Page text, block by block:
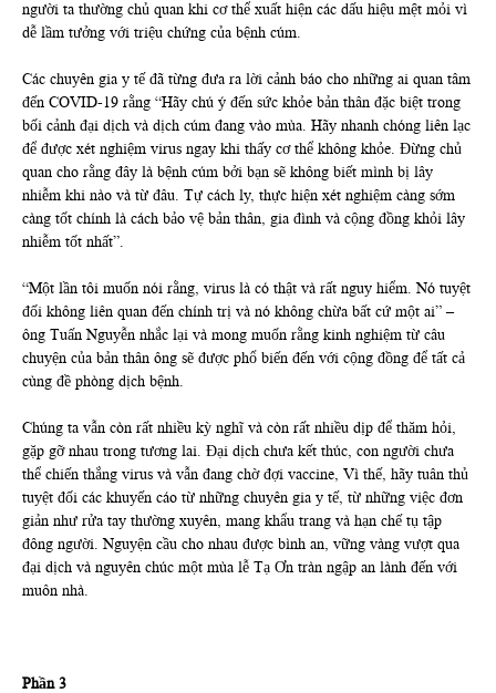
người ta thường chủ quan khi cơ thể xuất hiện các dấu hiệu mệt mỏi vì
dễ lầm tưởng với triệu chứng của bệnh cúm.
Các chuyên gia y tế đã từng đưa ra lời cảnh báo cho những ai quan tâm
đến COVID-19 rằng “Hãy chú ý đến sức khỏe bản thân đặc biệt trong
bối cảnh đại dịch và dịch cúm đang vào mùa. Hãy nhanh chóng liên lạc
để được xét nghiệm virus ngay khi thấy cơ thể không khỏe. Đừng chủ
quan cho rằng đây là bệnh cúm bởi bạn sẽ không biết mình bị lây
nhiễm khi nào và từ đâu. Tự cách ly, thực hiện xét nghiệm càng sớm
càng tốt chính là cách bảo vệ bản thân, gia đình và cộng đồng khỏi lây
nhiễm tốt nhất”.
“Một lần tôi muốn nói rằng, virus là có thật và rất nguy hiểm. Nó tuyệt
đối không liên quan đến chính trị và nó không chừa bất cứ một ai” –
ông Tuấn Nguyễn nhắc lại và mong muốn rằng kinh nghiệm từ câu
chuyện của bản thân ông sẽ được phổ biến đến với cộng đồng để tất cả
cùng đề phòng dịch bệnh.
Chúng ta vẫn còn rất nhiều kỳ nghĩ và còn rất nhiều dịp để thăm hỏi,
gặp gỡ nhau trong tương lai. Đại dịch chưa kết thúc, con người chưa
thể chiến thắng virus và vẫn đang chờ đợi vaccine, Vì thế, hãy tuân thủ
tuyệt đối các khuyến cáo từ những chuyên gia y tế, từ những việc đơn
giản như rửa tay thường xuyên, mang khẩu trang và hạn chế tụ tập
đông người. Nguyện cầu cho nhau được bình an, vững vàng vượt qua
đại dịch và nguyên chúc một mùa lễ Tạ Ơn tràn ngập an lành đến với
muôn nhà.
Phần 3